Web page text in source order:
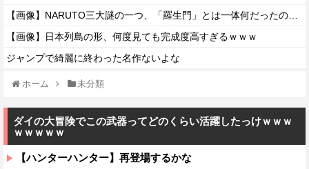
【画像】日本列島の形、何度見ても完成度高すぎるｗｗｗ
ジャンプで綺麗に終わった名作ないよな
ホーム 未分類
ダイの大冒険でこの武器ってどのくらい活躍したっけｗｗｗ
ｗｗｗｗｗ
【ハンターハンター】再登場するかな